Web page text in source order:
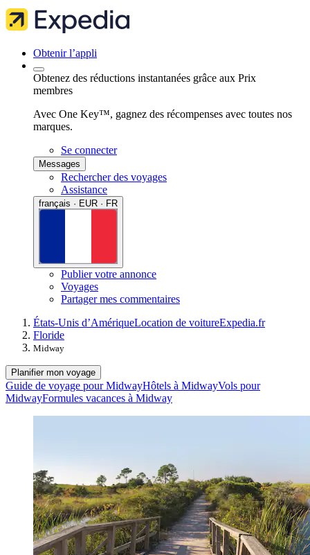
Obtenir l’appli
Obtenez des réductions instantanées grâce aux Prix
membres
Avec One Key™, gagnez des récompenses avec toutes nos
marques.
Se connecter
Messages
Rechercher des voyages
Assistance
français · EUR · FR
Publier votre annonce
Voyages
Partager mes commentaires
États-Unis d’AmériqueLocation de voitureExpedia.fr
Floride
Midway
Planifier mon voyage
Guide de voyage pour MidwayHôtels à MidwayVols pour
MidwayFormules vacances à Midway